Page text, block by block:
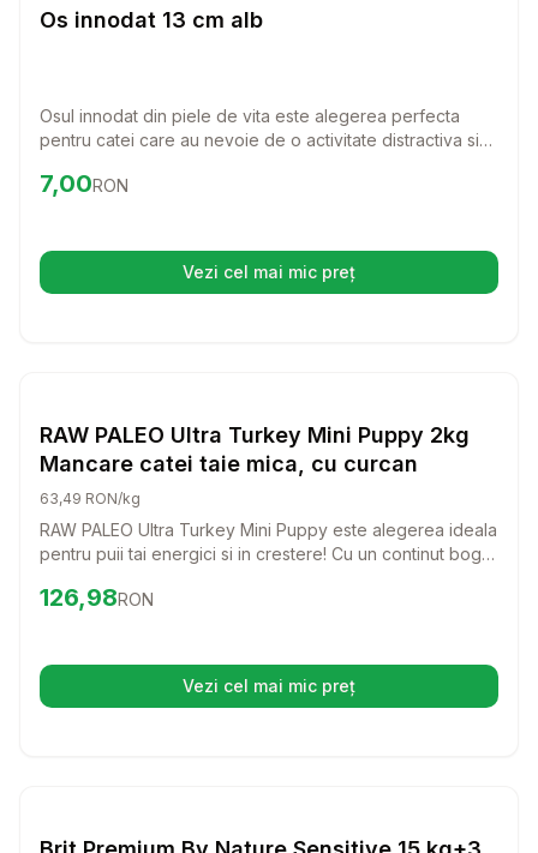
Os innodat 13 cm alb
Osul innodat din piele de vita este alegerea perfecta
pentru catei care au nevoie de o activitate distractiva si
si curata dantura cainelui tau, oferindu-i in acelasi timp o
Preț:7.00
7,00RON
Vezi cel mai mic preț(se deschide într-o filă nouă)
RAW PALEO Ultra Turkey Mini Puppy 2kg
Mancare catei taie mica, cu curcan
63,49 RON/kg
RAW PALEO Ultra Turkey Mini Puppy este alegerea ideala
pentru puii tai energici si in crestere! Cu un continut bogat
necesari pentru o dezvoltare sanatoasa si un sistem
Preț: 126.98
126,98RON
Vezi cel mai mic preț(se deschide într-o filă nouă)
Caini